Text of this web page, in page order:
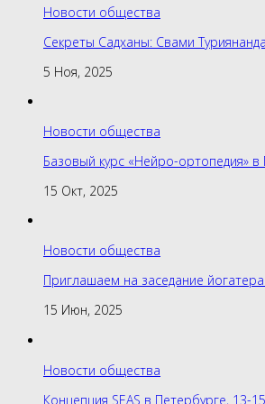
Новости общества
Секреты Садханы: Свами
5 Ноя, 2025
Новости общества
Базовый курс «Нейро-ортопедия» в
15 Окт, 2025
Новости общества
Приглашаем на заседание
15 Июн, 2025
Новости общества
Концепция SEAS в Петербурге, 13-